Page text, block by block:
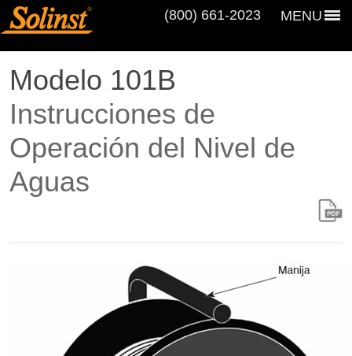
MENU
(800) 661‑2023
Modelo 101B
Instrucciones de
Operación del Nivel de
Aguas